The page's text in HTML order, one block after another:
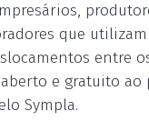
que
entre
aberto e gratuito ao
Sympla.